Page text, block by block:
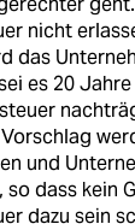
nicht
das
es 20
und
dass kein
dazu sein